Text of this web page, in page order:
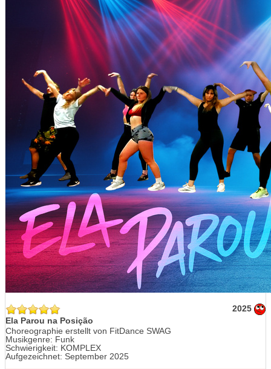
2025
Ela Parou na Posição
Choreographie erstellt von FitDance SWAG
Musikgenre: Funk
Schwierigkeit: KOMPLEX
Aufgezeichnet: September 2025